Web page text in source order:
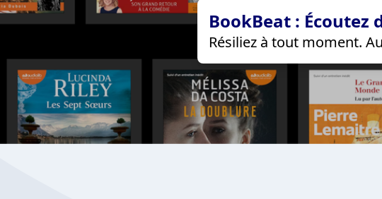
BookBeat :
Résiliez à tout moment.